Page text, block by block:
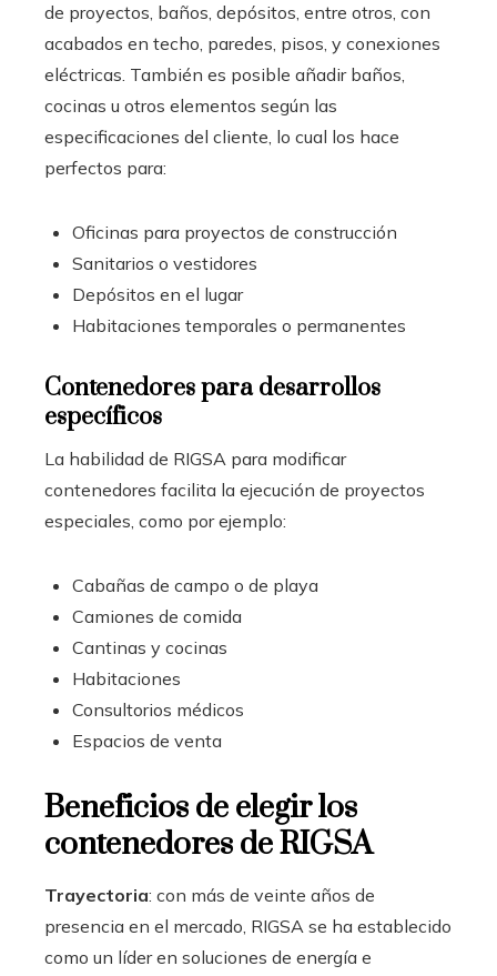
de proyectos, baños, depósitos, entre otros, con
acabados en techo, paredes, pisos, y conexiones
eléctricas. También es posible añadir baños,
cocinas u otros elementos según las
especificaciones del cliente, lo cual los hace
perfectos para:
Oficinas para proyectos de construcción
Sanitarios o vestidores
Depósitos en el lugar
Habitaciones temporales o permanentes
Contenedores para desarrollos
específicos
La habilidad de RIGSA para modificar
contenedores facilita la ejecución de proyectos
especiales, como por ejemplo:
Cabañas de campo o de playa
Camiones de comida
Cantinas y cocinas
Habitaciones
Consultorios médicos
Espacios de venta
Beneficios de elegir los
contenedores de RIGSA
Trayectoria: con más de veinte años de
presencia en el mercado, RIGSA se ha establecido
como un líder en soluciones de energía e